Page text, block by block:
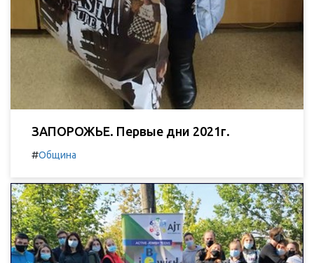
ЗАПОРОЖЬЕ. Первые дни 2021г.
#Община